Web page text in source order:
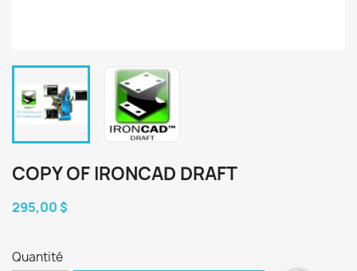
COPY OF IRONCAD DRAFT
295,00 $
Quantité